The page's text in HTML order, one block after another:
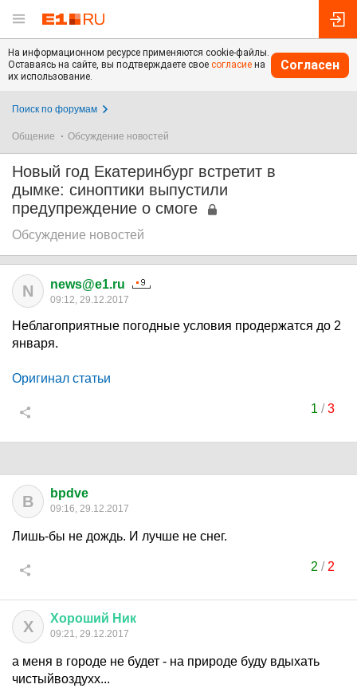
На информационном ресурсе применяются cookie-файлы.
Оставаясь на сайте, вы подтверждаете свое согласие на
их использование.
Согласен
Поиск по форумам
Общение Обсуждение новостей
Новый год Екатеринбург встретит в
дымке: синоптики выпустили
предупреждение о смоге
Обсуждение новостей
N news@e1.ru
09:12, 29.12.2017
Неблагоприятные погодные условия продержатся до 2
января.
Оригинал статьи
1 /3
B bpdve
09:16, 29.12.2017
Лишь-бы не дождь. И лучше не снег.
2 / 2
Х Хороший Ник
09:21, 29.12.2017
а меня в городе не будет - на природе буду вдыхать
чистыйвоздухх...